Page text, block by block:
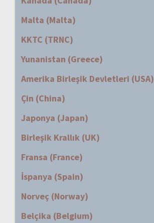
Malta (Malta)
KKTC (TRNC)
Yunanistan (Greece)
Amerika Birleşik Devletleri (USA)
Çin (China)
Japonya (Japan)
Birleşik Krallık (UK)
Fransa (France)
İspanya (Spain)
Norveç (Norway)
Belçika (Belgium)